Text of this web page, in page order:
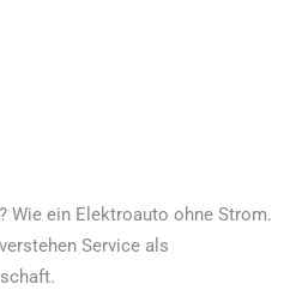
Wie ein Elektroauto ohne Strom.
Service als